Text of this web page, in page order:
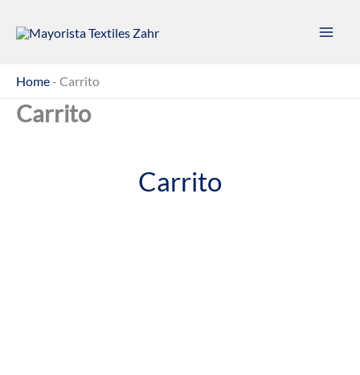
Home- Carrito
Carrito
Carrito